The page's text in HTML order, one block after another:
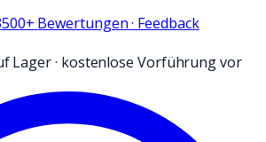
500+ Bewertungen· Feedback
Lager· kostenlose Vorführung vor